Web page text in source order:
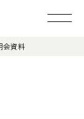
会資料